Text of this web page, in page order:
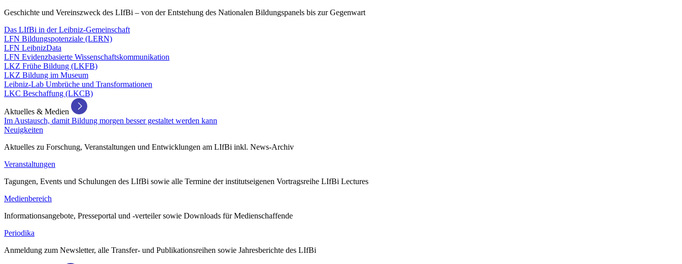
Geschichte und Vereinszweck des LIfBi – von der Entstehung des Nationalen Bildungspanels bis zur Gegenwart
Das LIfBi in der Leibniz-Gemeinschaft
LFN Bildungspotenziale (LERN)
LFN LeibnizData
LFN Evidenzbasierte Wissenschaftskommunikation
LKZ Frühe Bildung (LKFB)
LKZ Bildung im Museum
Leibniz-Lab Umbrüche und Transformationen
LKC Beschaffung (LKCB)
Aktuelles & Medien
Im Austausch, damit Bildung morgen besser gestaltet werden kann
Neuigkeiten
Aktuelles zu Forschung, Veranstaltungen und Entwicklungen am LIfBi inkl. News-Archiv
Veranstaltungen
Tagungen, Events und Schulungen des LIfBi sowie alle Termine der institutseigenen Vortragsreihe LIfBi Lectures
Medienbereich
Informationsangebote, Presseportal und -verteiler sowie Downloads für Medienschaffende
Periodika
Anmeldung zum Newsletter, alle Transfer- und Publikationsreihen sowie Jahresberichte des LIfBi